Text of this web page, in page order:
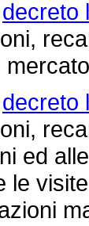
decreto
decreto
ed
le